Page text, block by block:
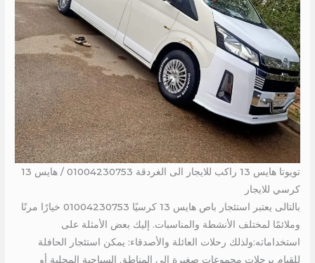
تويوتا هايس 13 راكب للايجار الى الغردقة 01004230753 / هايس 13
كرسي للايجار
بالتالى يعتبر استئجار باص هايس 13 كرسيًا 01004230753 خيارًا مرنًا
وملائمًا لمختلف الأنشطة والمناسبات. إليك بعض الأمثلة على
استخداماته:ولذلك رحلات العائلة والأصدقاء: يمكن استئجار الحافلة
للقيام برحلات مجموعات صغيرة إلى المناطق السياحية المحلية أو